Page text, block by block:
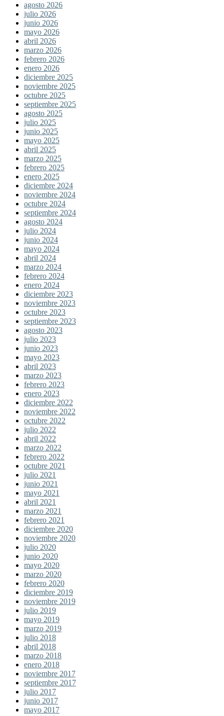
agosto 2026
julio 2026
junio 2026
mayo 2026
abril 2026
marzo 2026
febrero 2026
enero 2026
diciembre 2025
noviembre 2025
octubre 2025
septiembre 2025
agosto 2025
julio 2025
junio 2025
mayo 2025
abril 2025
marzo 2025
febrero 2025
enero 2025
diciembre 2024
noviembre 2024
octubre 2024
septiembre 2024
agosto 2024
julio 2024
junio 2024
mayo 2024
abril 2024
marzo 2024
febrero 2024
enero 2024
diciembre 2023
noviembre 2023
octubre 2023
septiembre 2023
agosto 2023
julio 2023
junio 2023
mayo 2023
abril 2023
marzo 2023
febrero 2023
enero 2023
diciembre 2022
noviembre 2022
octubre 2022
julio 2022
abril 2022
marzo 2022
febrero 2022
octubre 2021
julio 2021
junio 2021
mayo 2021
abril 2021
marzo 2021
febrero 2021
diciembre 2020
noviembre 2020
julio 2020
junio 2020
mayo 2020
marzo 2020
febrero 2020
diciembre 2019
noviembre 2019
julio 2019
mayo 2019
marzo 2019
julio 2018
abril 2018
marzo 2018
enero 2018
noviembre 2017
septiembre 2017
julio 2017
junio 2017
mayo 2017